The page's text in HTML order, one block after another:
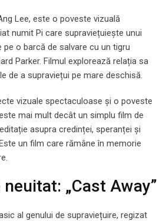
Lee, este o poveste vizuală
numit Pi care supraviețuiește unui
o barcă de salvare cu un tigru
Parker. Filmul explorează relația sa
de a supraviețui pe mare deschisă.
vizuale spectaculoase și o poveste
mai mult decât un simplu film de
asupra credinței, speranței și
un film care rămâne în memorie
„Cast Away”
al genului de supraviețuire, regizat